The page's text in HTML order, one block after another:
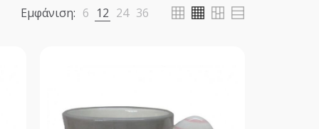
Εμφάνιση: 6 12 24 36